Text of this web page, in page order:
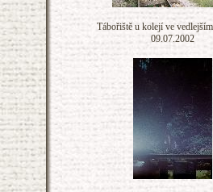
Tábořiště u kolejí ve
09.07.2002